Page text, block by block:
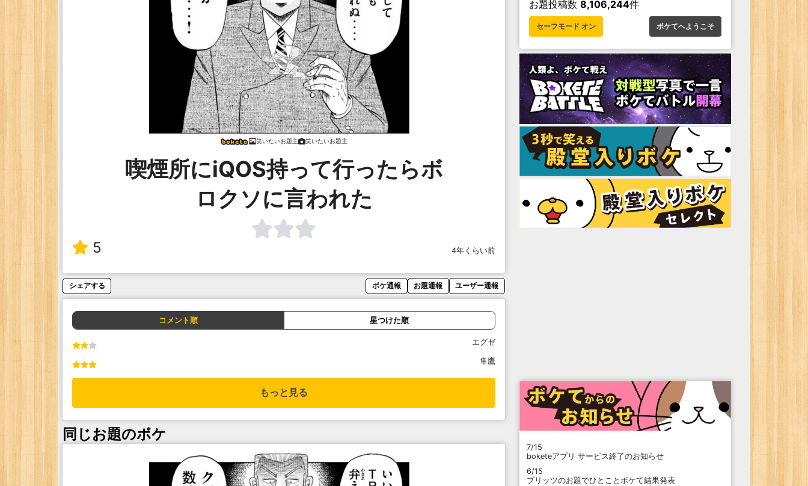
笑いたいお題主 笑いたいお題主
喫煙所にiQOS持って行ったらボ
ロクソに言われた
5 4年くらい前
シェアする ボケ通報 お題通報 ユーザー通報
コメント順 星つけた順
エグゼ
隼鷹
もっと見る
同じお題のボケ
お題投稿数 8,106,244件
セーフモード オン ボケてへようこそ
7/15
boketeアプリ サービス終了のお知らせ
6/15
プリッツのお題でひとことボケて結果発表